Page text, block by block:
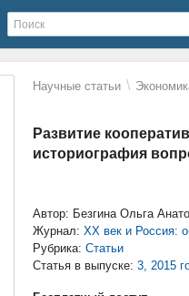
Научные статьи \
Развитие
историография
Автор: Безгина Ольга
Журнал: ХХ век и Россия:
Рубрика: Статьи
Статья в выпуске: 3, 2015